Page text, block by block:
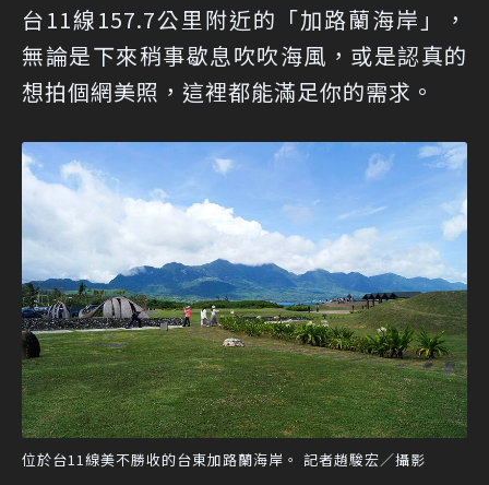
台11線157.7公里附近的「加路蘭海岸」，
無論是下來稍事歇息吹吹海風，或是認真的
想拍個網美照，這裡都能滿足你的需求。
位於台11線美不勝收的台東加路蘭海岸。 記者趙駿宏／攝影